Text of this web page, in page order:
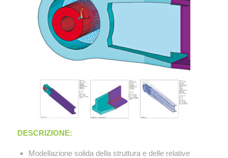
DESCRIZIONE:
Modellazione solida della struttura e delle relative